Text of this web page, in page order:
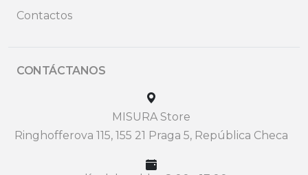
Contactos
CONTÁCTANOS
MISURA Store
Ringhofferova 115, 155 21 Praga 5, República Checa